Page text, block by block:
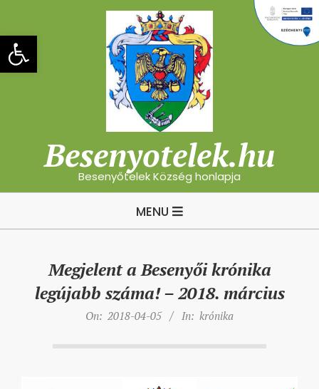
Eszköztár megnyitása
content
Besenyotelek.hu
Besenyőtelek Község honlapja
MENU
Megjelent a Besenyői krónika
legújabb száma! – 2018. március
On: 2018-04-05 In: krónika